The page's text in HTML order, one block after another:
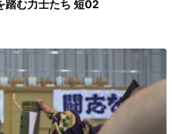
踏む力士たち 短02